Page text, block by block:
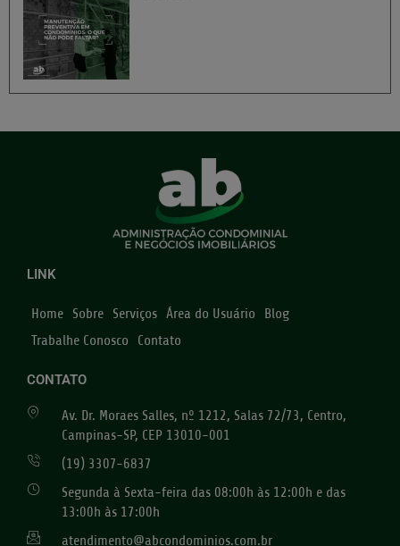
LINK
Home Sobre Serviços Área do Usuário
Blog
Trabalhe Conosco
Contato
CONTATO
Av. Dr. Moraes Salles, nº 1212, Salas 72/73, Centro,
Campinas-SP, CEP 13010-001
(19) 3307-6837
Segunda à Sexta-feira das 08:00h às 12:00h e das
13:00h às 17:00h
atendimento@abcondominios.com.br